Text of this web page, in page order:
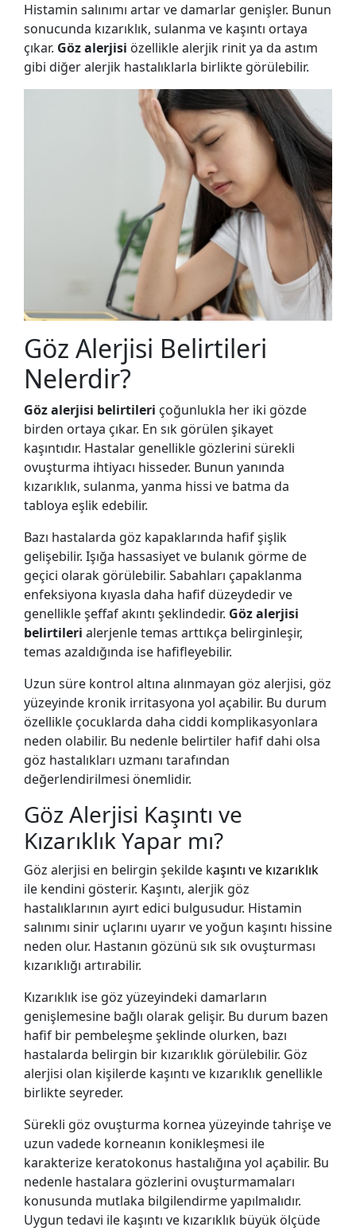
Histamin salınımı artar ve damarlar genişler. Bunun
sonucunda kızarıklık, sulanma ve kaşıntı ortaya
çıkar. Göz alerjisi özellikle alerjik rinit ya da astım
gibi diğer alerjik hastalıklarla birlikte görülebilir.
Göz Alerjisi Belirtileri
Nelerdir?
Göz alerjisi belirtileri çoğunlukla her iki gözde
birden ortaya çıkar. En sık görülen şikayet
kaşıntıdır. Hastalar genellikle gözlerini sürekli
ovuşturma ihtiyacı hisseder. Bunun yanında
kızarıklık, sulanma, yanma hissi ve batma da
tabloya eşlik edebilir.
Bazı hastalarda göz kapaklarında hafif şişlik
gelişebilir. Işığa hassasiyet ve bulanık görme de
geçici olarak görülebilir. Sabahları çapaklanma
enfeksiyona kıyasla daha hafif düzeydedir ve
genellikle şeffaf akıntı şeklindedir. Göz alerjisi
belirtileri alerjenle temas arttıkça belirginleşir,
temas azaldığında ise hafifleyebilir.
Uzun süre kontrol altına alınmayan göz alerjisi, göz
yüzeyinde kronik irritasyona yol açabilir. Bu durum
özellikle çocuklarda daha ciddi komplikasyonlara
neden olabilir. Bu nedenle belirtiler hafif dahi olsa
göz hastalıkları uzmanı tarafından
değerlendirilmesi önemlidir.
Göz Alerjisi Kaşıntı ve
Kızarıklık Yapar mı?
Göz alerjisi en belirgin şekilde kaşıntı ve kızarıklık
ile kendini gösterir. Kaşıntı, alerjik göz
hastalıklarının ayırt edici bulgusudur. Histamin
salınımı sinir uçlarını uyarır ve yoğun kaşıntı hissine
neden olur. Hastanın gözünü sık sık ovuşturması
kızarıklığı artırabilir.
Kızarıklık ise göz yüzeyindeki damarların
genişlemesine bağlı olarak gelişir. Bu durum bazen
hafif bir pembeleşme şeklinde olurken, bazı
hastalarda belirgin bir kızarıklık görülebilir. Göz
alerjisi olan kişilerde kaşıntı ve kızarıklık genellikle
birlikte seyreder.
Sürekli göz ovuşturma kornea yüzeyinde tahrişe ve
uzun vadede korneanın konikleşmesi ile
karakterize keratokonus hastalığına yol açabilir. Bu
nedenle hastalara gözlerini ovuşturmamaları
konusunda mutlaka bilgilendirme yapılmalıdır.
Uygun tedavi ile kaşıntı ve kızarıklık büyük ölçüde